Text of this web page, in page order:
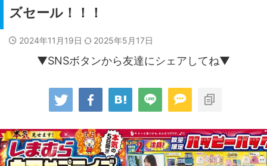
ズセール！！！
2024年11月19日 2025年5月17日
▼SNSボタンから友達にシェアしてね▼